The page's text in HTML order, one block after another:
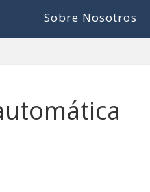
Sobre Nosotros